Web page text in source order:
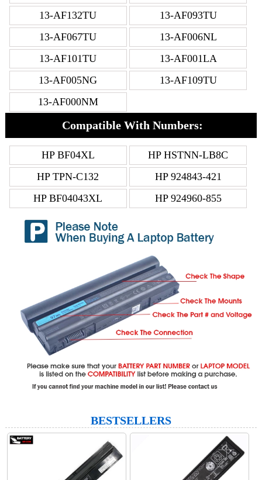
13-AF132TU
13-AF093TU
13-AF067TU
13-AF006NL
13-AF101TU
13-AF001LA
13-AF005NG
13-AF109TU
13-AF000NM
Compatible With Numbers:
HP BF04XL
HP HSTNN-LB8C
HP TPN-C132
HP 924843-421
HP BF04043XL
HP 924960-855
BESTSELLERS